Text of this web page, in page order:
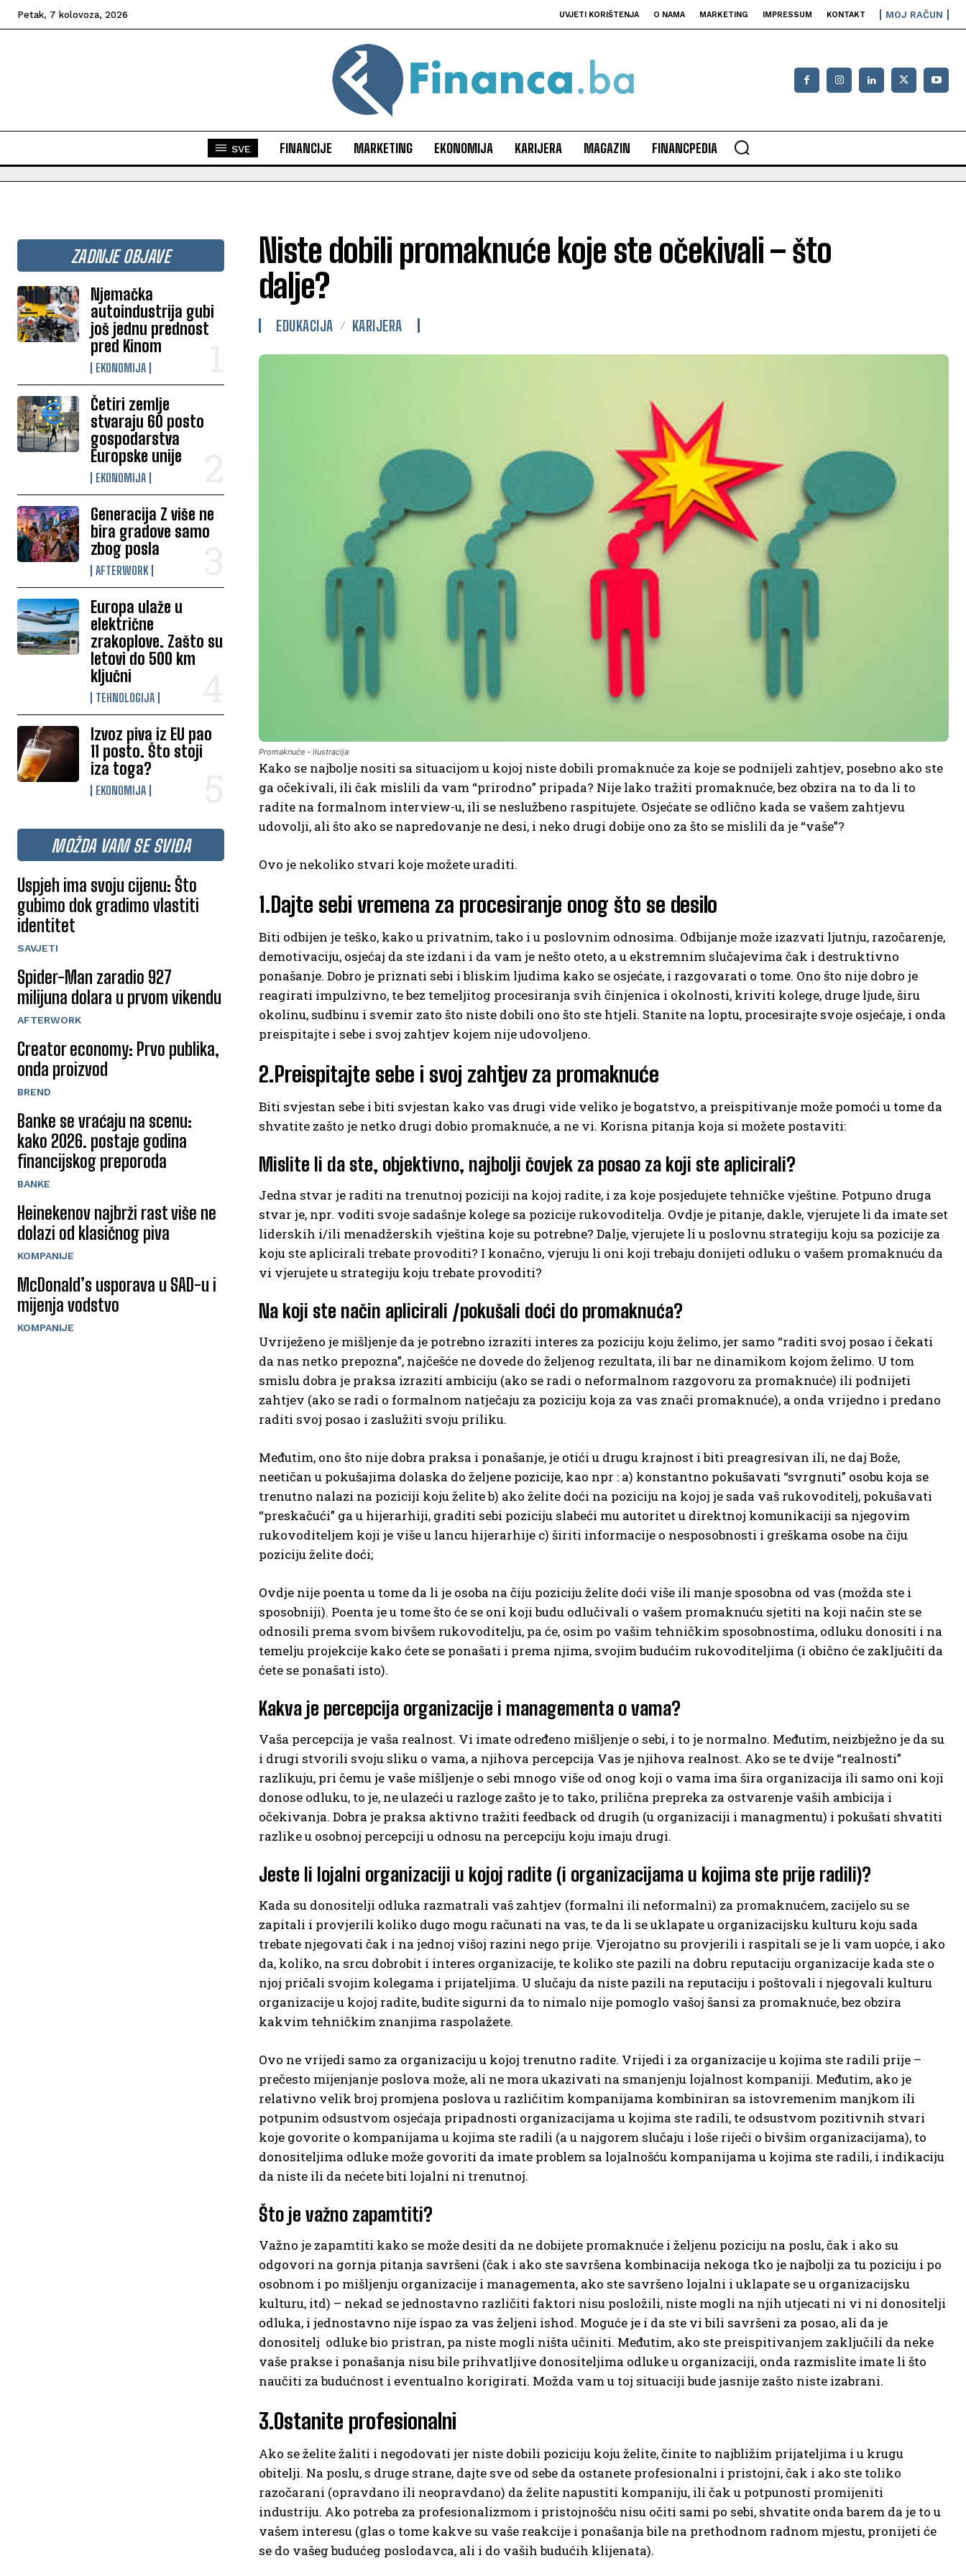
Petak, 7 kolovoza, 2026 UVJETI KORIŠTENJA O NAMA MARKETING IMPRESSUM KONTAKT MOJ RAČUN
SVE FINANCIJE MARKETING EKONOMIJA KARIJERA MAGAZIN FINANCPEDIA
ZADNJE OBJAVE
Njemačka
autoindustrija gubi
još jednu prednost
pred Kinom
EKONOMIJA
Četiri zemlje
stvaraju 60 posto
gospodarstva
Europske unije
EKONOMIJA
Generacija Z više ne
bira gradove samo
zbog posla
AFTERWORK
Europa ulaže u
električne
zrakoplove. Zašto su
letovi do 500 km
ključni
TEHNOLOGIJA
Izvoz piva iz EU pao
11 posto. Što stoji
iza toga?
EKONOMIJA
MOŽDA VAM SE SVIĐA
Uspjeh ima svoju cijenu: Što
gubimo dok gradimo vlastiti
identitet
SAVJETI
Spider-Man zaradio 927
milijuna dolara u prvom vikendu
AFTERWORK
Creator economy: Prvo publika,
onda proizvod
BREND
Banke se vraćaju na scenu:
kako 2026. postaje godina
financijskog preporoda
BANKE
Heinekenov najbrži rast više ne
dolazi od klasičnog piva
KOMPANIJE
McDonald’s usporava u SAD-u i
mijenja vodstvo
KOMPANIJE
Niste dobili promaknuće koje ste očekivali – što
dalje?
EDUKACIJA KARIJERA
Promaknuće - ilustracija
Kako se najbolje nositi sa situacijom u kojoj niste dobili promaknuće za koje se podnijeli zahtjev, posebno ako ste
ga očekivali, ili čak mislili da vam “prirodno” pripada? Nije lako tražiti promaknuće, bez obzira na to da li to
radite na formalnom interview-u, ili se neslužbeno raspitujete. Osjećate se odlično kada se vašem zahtjevu
udovolji, ali što ako se napredovanje ne desi, i neko drugi dobije ono za što se mislili da je “vaše”?
Ovo je nekoliko stvari koje možete uraditi.
1.Dajte sebi vremena za procesiranje onog što se desilo
Biti odbijen je teško, kako u privatnim, tako i u poslovnim odnosima. Odbijanje može izazvati ljutnju, razočarenje,
demotivaciju, osjećaj da ste izdani i da vam je nešto oteto, a u ekstremnim slučajevima čak i destruktivno
ponašanje. Dobro je priznati sebi i bliskim ljudima kako se osjećate, i razgovarati o tome. Ono što nije dobro je
reagirati impulzivno, te bez temeljitog procesiranja svih činjenica i okolnosti, kriviti kolege, druge ljude, širu
okolinu, sudbinu i svemir zato što niste dobili ono što ste htjeli. Stanite na loptu, procesirajte svoje osjećaje, i onda
preispitajte i sebe i svoj zahtjev kojem nije udovoljeno.
2.Preispitajte sebe i svoj zahtjev za promaknuće
Biti svjestan sebe i biti svjestan kako vas drugi vide veliko je bogatstvo, a preispitivanje može pomoći u tome da
shvatite zašto je netko drugi dobio promaknuće, a ne vi. Korisna pitanja koja si možete postaviti:
Mislite li da ste, objektivno, najbolji čovjek za posao za koji ste aplicirali?
Jedna stvar je raditi na trenutnoj poziciji na kojoj radite, i za koje posjedujete tehničke vještine. Potpuno druga
stvar je, npr. voditi svoje sadašnje kolege sa pozicije rukovoditelja. Ovdje je pitanje, dakle, vjerujete li da imate set
liderskih i/ili menadžerskih vještina koje su potrebne? Dalje, vjerujete li u poslovnu strategiju koju sa pozicije za
koju ste aplicirali trebate provoditi? I konačno, vjeruju li oni koji trebaju donijeti odluku o vašem promaknuću da
vi vjerujete u strategiju koju trebate provoditi?
Na koji ste način aplicirali /pokušali doći do promaknuća?
Uvriježeno je mišljenje da je potrebno izraziti interes za poziciju koju želimo, jer samo “raditi svoj posao i čekati
da nas netko prepozna”, najčešće ne dovede do željenog rezultata, ili bar ne dinamikom kojom želimo. U tom
smislu dobra je praksa izraziti ambiciju (ako se radi o neformalnom razgovoru za promaknuće) ili podnijeti
zahtjev (ako se radi o formalnom natječaju za poziciju koja za vas znači promaknuće), a onda vrijedno i predano
raditi svoj posao i zaslužiti svoju priliku.
Međutim, ono što nije dobra praksa i ponašanje, je otići u drugu krajnost i biti preagresivan ili, ne daj Bože,
neetičan u pokušajima dolaska do željene pozicije, kao npr : a) konstantno pokušavati “svrgnuti” osobu koja se
trenutno nalazi na poziciji koju želite b) ako želite doći na poziciju na kojoj je sada vaš rukovoditelj, pokušavati
“preskačući” ga u hijerarhiji, graditi sebi poziciju slabeći mu autoritet u direktnoj komunikaciji sa njegovim
rukovoditeljem koji je više u lancu hijerarhije c) širiti informacije o nesposobnosti i greškama osobe na čiju
poziciju želite doći;
Ovdje nije poenta u tome da li je osoba na čiju poziciju želite doći više ili manje sposobna od vas (možda ste i
sposobniji). Poenta je u tome što će se oni koji budu odlučivali o vašem promaknuću sjetiti na koji način ste se
odnosili prema svom bivšem rukovoditelju, pa će, osim po vašim tehničkim sposobnostima, odluku donositi i na
temelju projekcije kako ćete se ponašati i prema njima, svojim budućim rukovoditeljima (i obično će zaključiti da
ćete se ponašati isto).
Kakva je percepcija organizacije i managementa o vama?
Vaša percepcija je vaša realnost. Vi imate određeno mišljenje o sebi, i to je normalno. Međutim, neizbježno je da su
i drugi stvorili svoju sliku o vama, a njihova percepcija Vas je njihova realnost. Ako se te dvije “realnosti”
razlikuju, pri čemu je vaše mišljenje o sebi mnogo više od onog koji o vama ima šira organizacija ili samo oni koji
donose odluku, to je, ne ulazeći u razloge zašto je to tako, prilična prepreka za ostvarenje vaših ambicija i
očekivanja. Dobra je praksa aktivno tražiti feedback od drugih (u organizaciji i managmentu) i pokušati shvatiti
razlike u osobnoj percepciji u odnosu na percepciju koju imaju drugi.
Jeste li lojalni organizaciji u kojoj radite (i organizacijama u kojima ste prije radili)?
Kada su donositelji odluka razmatrali vaš zahtjev (formalni ili neformalni) za promaknućem, zacijelo su se
zapitali i provjerili koliko dugo mogu računati na vas, te da li se uklapate u organizacijsku kulturu koju sada
trebate njegovati čak i na jednoj višoj razini nego prije. Vjerojatno su provjerili i raspitali se je li vam uopće, i ako
da, koliko, na srcu dobrobit i interes organizacije, te koliko ste pazili na dobru reputaciju organizacije kada ste o
njoj pričali svojim kolegama i prijateljima. U slučaju da niste pazili na reputaciju i poštovali i njegovali kulturu
organizacije u kojoj radite, budite sigurni da to nimalo nije pomoglo vašoj šansi za promaknuće, bez obzira
kakvim tehničkim znanjima raspolažete.
Ovo ne vrijedi samo za organizaciju u kojoj trenutno radite. Vrijedi i za organizacije u kojima ste radili prije –
prečesto mijenjanje poslova može, ali ne mora ukazivati na smanjenju lojalnost kompaniji. Međutim, ako je
relativno velik broj promjena poslova u različitim kompanijama kombiniran sa istovremenim manjkom ili
potpunim odsustvom osjećaja pripadnosti organizacijama u kojima ste radili, te odsustvom pozitivnih stvari
koje govorite o kompanijama u kojima ste radili (a u najgorem slučaju i loše riječi o bivšim organizacijama), to
donositeljima odluke može govoriti da imate problem sa lojalnošću kompanijama u kojima ste radili, i indikaciju
da niste ili da nećete biti lojalni ni trenutnoj.
Što je važno zapamtiti?
Važno je zapamtiti kako se može desiti da ne dobijete promaknuće i željenu poziciju na poslu, čak i ako su
odgovori na gornja pitanja savršeni (čak i ako ste savršena kombinacija nekoga tko je najbolji za tu poziciju i po
osobnom i po mišljenju organizacije i managementa, ako ste savršeno lojalni i uklapate se u organizacijsku
kulturu, itd) – nekad se jednostavno različiti faktori nisu posložili, niste mogli na njih utjecati ni vi ni donositelji
odluka, i jednostavno nije ispao za vas željeni ishod. Moguće je i da ste vi bili savršeni za posao, ali da je
donositelj odluke bio pristran, pa niste mogli ništa učiniti. Međutim, ako ste preispitivanjem zaključili da neke
vaše prakse i ponašanja nisu bile prihvatljive donositeljima odluke u organizaciji, onda razmislite imate li što
naučiti za budućnost i eventualno korigirati. Možda vam u toj situaciji bude jasnije zašto niste izabrani.
3.Ostanite profesionalni
Ako se želite žaliti i negodovati jer niste dobili poziciju koju želite, činite to najbližim prijateljima i u krugu
obitelji. Na poslu, s druge strane, dajte sve od sebe da ostanete profesionalni i pristojni, čak i ako ste toliko
razočarani (opravdano ili neopravdano) da želite napustiti kompaniju, ili čak u potpunosti promijeniti
industriju. Ako potreba za profesionalizmom i pristojnošću nisu očiti sami po sebi, shvatite onda barem da je to u
vašem interesu (glas o tome kakve su vaše reakcije i ponašanja bile na prethodnom radnom mjestu, pronijeti će
se do vašeg budućeg poslodavca, ali i do vaših budućih klijenata).